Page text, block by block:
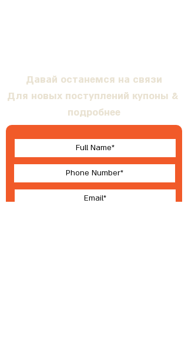
Давай останемся на связи
Для новых поступлений купоны &
подробнее